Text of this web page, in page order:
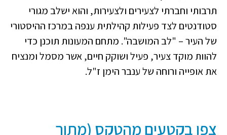
תרבותי וחברתי לצעירים ולצעירות, והוא ישלב מגורי
סטודנטים לצד פעילות קהילתית ענפה במרכז ההיסטורי
של העיר – "לב המושבה". מתחם המעונות תוכנן כדי
להוות מוקד צעיר, פעיל ושוקק חיים, אשר מסמל ומנציח
את אופייה ורוחה של ענבר הימן ז"ל.
צפו בקטעים מהטקס (מתוך